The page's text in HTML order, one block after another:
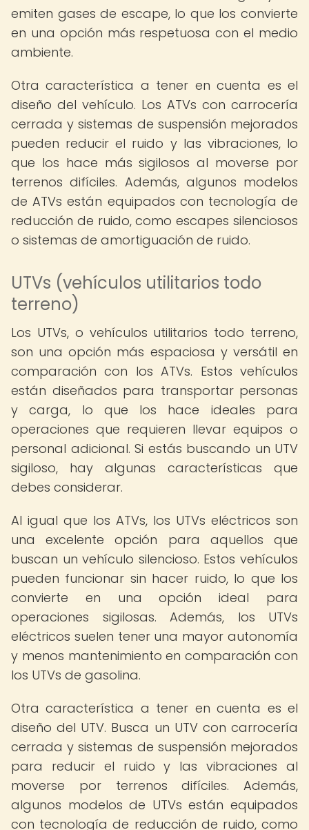
emiten gases de escape, lo que los convierte
en una opción más respetuosa con el medio
ambiente.
Otra característica a tener en cuenta es el
diseño del vehículo. Los ATVs con carrocería
cerrada y sistemas de suspensión mejorados
pueden reducir el ruido y las vibraciones, lo
que los hace más sigilosos al moverse por
terrenos difíciles. Además, algunos modelos
de ATVs están equipados con tecnología de
reducción de ruido, como escapes silenciosos
o sistemas de amortiguación de ruido.
UTVs (vehículos utilitarios todo
terreno)
Los UTVs, o vehículos utilitarios todo terreno,
son una opción más espaciosa y versátil en
comparación con los ATVs. Estos vehículos
están diseñados para transportar personas
y carga, lo que los hace ideales para
operaciones que requieren llevar equipos o
personal adicional. Si estás buscando un UTV
sigiloso, hay algunas características que
debes considerar.
Al igual que los ATVs, los UTVs eléctricos son
una excelente opción para aquellos que
buscan un vehículo silencioso. Estos vehículos
pueden funcionar sin hacer ruido, lo que los
convierte en una opción ideal para
operaciones sigilosas. Además, los UTVs
eléctricos suelen tener una mayor autonomía
y menos mantenimiento en comparación con
los UTVs de gasolina.
Otra característica a tener en cuenta es el
diseño del UTV. Busca un UTV con carrocería
cerrada y sistemas de suspensión mejorados
para reducir el ruido y las vibraciones al
moverse por terrenos difíciles. Además,
algunos modelos de UTVs están equipados
con tecnología de reducción de ruido, como